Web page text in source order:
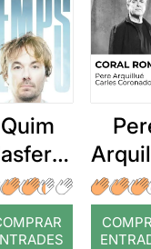
Quim
: